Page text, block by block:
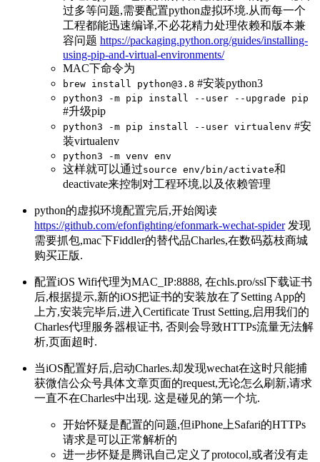
过多等问题,需要配置python虚拟环境.从而每一个
工程都能迅速编译,不必花精力处理依赖和版本兼
容问题 https://packaging.python.org/guides/installing-
using-pip-and-virtual-environments/
MAC下命令为
brew install python@3.8 #安装python3
python3 -m pip install --user --upgrade pip
#升级pip
python3 -m pip install --user virtualenv #安
装virtualenv
python3 -m venv env
这样就可以通过source env/bin/activate和
deactivate来控制对工程环境,以及依赖管理
python的虚拟环境配置完后,开始阅读
https://github.com/efonfighting/efonmark-wechat-spider发现
需要抓包,mac下Fiddler的替代品Charles,在数码荔枝商城
购买正版.
配置iOS Wifi代理为MAC_IP:8888, 在chls.pro/ssl下载证书
后,根据提示,新的iOS把证书的安装放在了Setting App的
上方,安装完毕后,进入Certificate Trust Setting,启用我们的
Charles代理服务器根证书, 否则会导致HTTPs流量无法解
析,页面超时.
当iOS配置好后,启动Charles.却发现wechat在这时只能捕
获微信公众号具体文章页面的request,无论怎么刷新,请求
一直不在Charles中出现. 这是碰见的第一个坑.
开始怀疑是配置的问题,但iPhone上Safari的HTTPs
请求是可以正常解析的
进一步怀疑是腾讯自己定义了protocol,或者没有走